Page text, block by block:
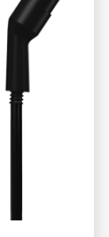
င်စေပြီး စမတ်အ
လုပ်ငန်းစဉ်ကို
စီမံခန့်ခွဲခြင်း